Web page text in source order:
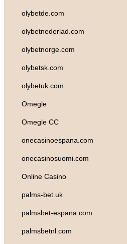
olybetde.com
olybetnederlad.com
olybetnorge.com
olybetsk.com
olybetuk.com
Omegle
Omegle CC
onecasinoespana.com
onecasinosuomi.com
Online Casino
palms-bet.uk
palmsbet-espana.com
palmsbetnl.com